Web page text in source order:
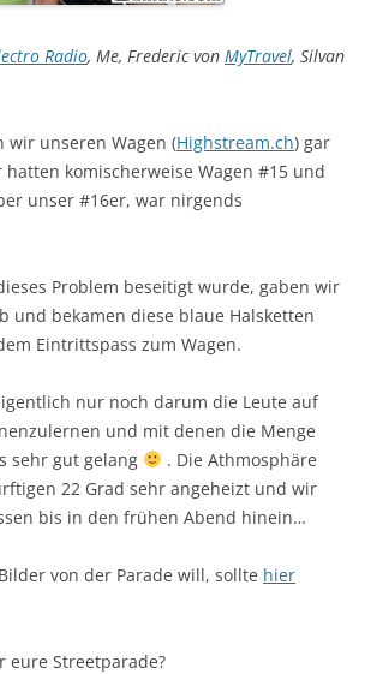
Radio, Me, Frederic von MyTravel, Silvan
wir unseren Wagen (Highstream.ch) gar
komischerweise Wagen #15 und
unser #16er, war nirgends
Problem beseitigt wurde, gaben wir
und bekamen diese blaue Halsketten
Eintrittspass zum Wagen.
nur noch darum die Leute auf
und mit denen die Menge
sehr gut gelang
. Die Athmosphäre
22 Grad sehr angeheizt und wir
bis in den frühen Abend hinein…
von der Parade will, sollte hier
eure Streetparade?